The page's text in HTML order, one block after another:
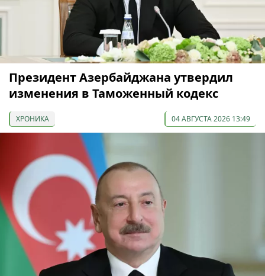
Президент Азербайджана утвердил
изменения в Таможенный кодекс
ХРОНИКА 04 АВГУСТА 2026 13:49